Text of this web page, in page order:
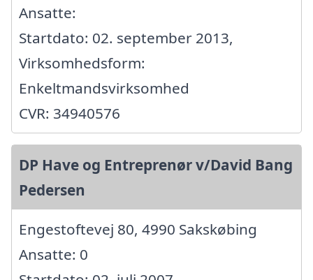
Ansatte:
Startdato: 02. september 2013,
Virksomhedsform:
Enkeltmandsvirksomhed
CVR: 34940576
DP Have og Entreprenør v/David Bang
Pedersen
Engestoftevej 80, 4990 Sakskøbing
Ansatte: 0